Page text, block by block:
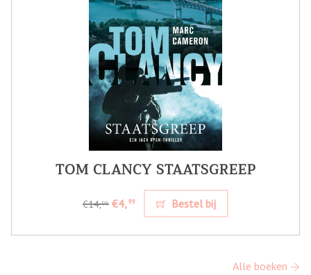
TOM CLANCY STAATSGREEP
€14,99 €4,99 Bestel bij
Alle boeken